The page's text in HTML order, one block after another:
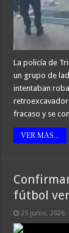
La policía de
un grupo de
intentaban
fracaso y se
VER MAS...
fútbol
25 junio, 2026